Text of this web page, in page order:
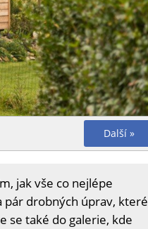
Další »
jak vše co nejlépe
pár drobných úprav, které
se také do galerie, kde